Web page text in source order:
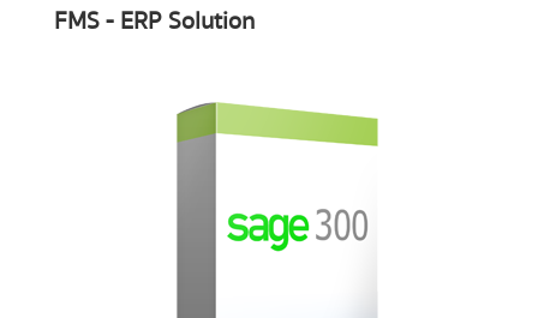
FMS - ERP Solution